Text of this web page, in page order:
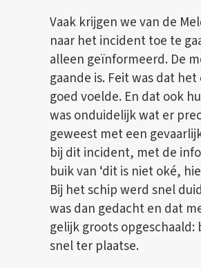
Vaak krijgen we van de
naar het incident toe te
alleen geïnformeerd. De
gaande is. Feit was dat
goed voelde. En dat ook
was onduidelijk wat er
geweest met een
bij dit incident, met de
buik van ‘dit is niet oké,
Bij het schip werd snel
was dan gedacht en dat
gelijk groots
snel ter plaatse.